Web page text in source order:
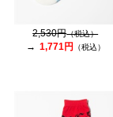
2,530円（税込）
1,771円 （税込）